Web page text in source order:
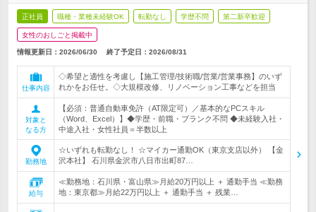
正社員 職種・業種未経験OK 転勤なし 学歴不問 第二新卒歓迎
女性のおしごと掲載中
情報更新日：2026/06/30 終了予定日： 2026/08/31
仕事内容
◇希望と適性を考慮し【施工管理/技術職/営業/営業事務】のいず
れかをお任せ。◇大規模改修、リノベーション工事などを担当
対象と
なる方
【必須：普通自動車免許（AT限定可）／基本的なPCスキル
（Word、Excel）】◆学歴・前職・ブランク不問 ◆未経験入社・
中途入社・女性社員＝半数以上
勤務地
☆いずれも転勤なし！ ☆マイカー通勤OK（東京支店以外） 【金
沢本社】 石川県金沢市八日市出町87…
給与
≪勤務地：石川県・富山県≫月給20万円以上 ＋ 通勤手当 ≪勤務
地：東京都≫月給22万円以上 ＋ 通勤手当 ＋ 残業…